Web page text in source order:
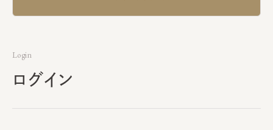
Login
ログイン